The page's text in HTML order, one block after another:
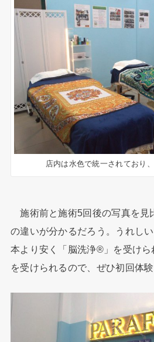
店内は水色で統一されており
施術前と施術5回後の写真を見
の違いが分かるだろう。うれし
本より安く「脳洗浄®」を受け
を受けられるので、ぜひ初回体